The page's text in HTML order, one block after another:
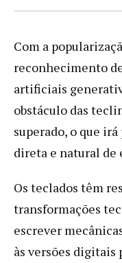
Com a
reconhecimento
artificiais
obstáculo das
superado, o que
direta e natural de
Os teclados têm
transformações
escrever
às versões digitais